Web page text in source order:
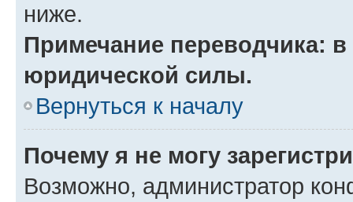
ниже.
Примечание переводчика:
юридической силы.
Вернуться к началу
Почему я не могу
Возможно, администратор